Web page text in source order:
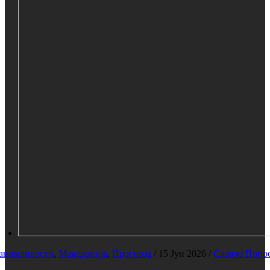
, Македонија, Прогноза / 15 Јун 2026 / Славчо